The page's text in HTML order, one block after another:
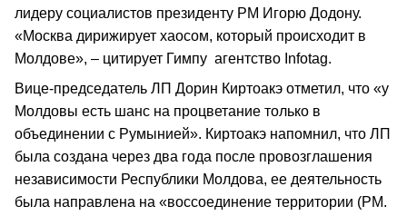
лидеру социалистов президенту РМ Игорю Додону.
«Москва дирижирует хаосом, который происходит в
Молдове», – цитирует Гимпу агентство Infotag.
Вице-председатель ЛП Дорин Киртоакэ отметил, что «у
Молдовы есть шанс на процветание только в
объединении с Румынией». Киртоакэ напомнил, что ЛП
была создана через два года после провозглашения
независимости Республики Молдова, ее деятельность
была направлена на «воссоединение территории (РМ.